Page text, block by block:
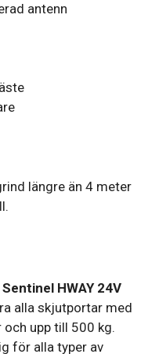
antenn
längre än 4 meter
HWAY 24V
alla skjutportar med
upp till 500 kg.
för alla typer av